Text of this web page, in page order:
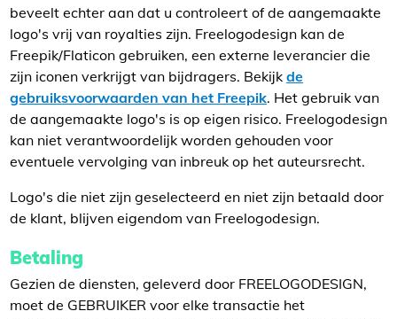
beveelt echter aan dat u controleert of de aangemaakte
logo's vrij van royalties zijn. Freelogodesign kan de
Freepik/Flaticon gebruiken, een externe leverancier die
zijn iconen verkrijgt van bijdragers. Bekijk de
gebruiksvoorwaarden van het Freepik. Het gebruik van
de aangemaakte logo's is op eigen risico. Freelogodesign
kan niet verantwoordelijk worden gehouden voor
eventuele vervolging van inbreuk op het auteursrecht.
Logo's die niet zijn geselecteerd en niet zijn betaald door
de klant, blijven eigendom van Freelogodesign.
Betaling
Gezien de diensten, geleverd door FREELOGODESIGN,
moet de GEBRUIKER voor elke transactie het